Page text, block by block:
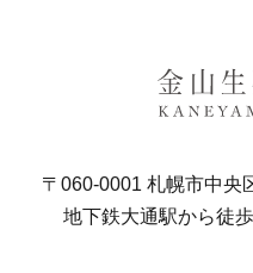
〒060-0001 札幌市中央
地下鉄大通駅から徒